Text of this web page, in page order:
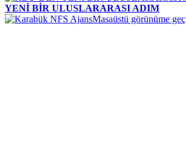
YENİ BİR ULUSLARARASI ADIM
Masaüstü görünüme geç